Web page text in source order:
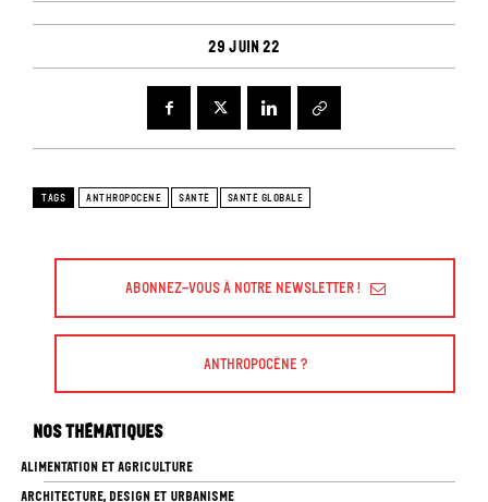
29 juin 22
TAGS ANTHROPOCENE SANTÉ SANTÉ GLOBALE
Abonnez-vous à Notre Newsletter !
Anthropocène ?
Nos thématiques
ALIMENTATION ET AGRICULTURE
ARCHITECTURE, DESIGN ET URBANISME